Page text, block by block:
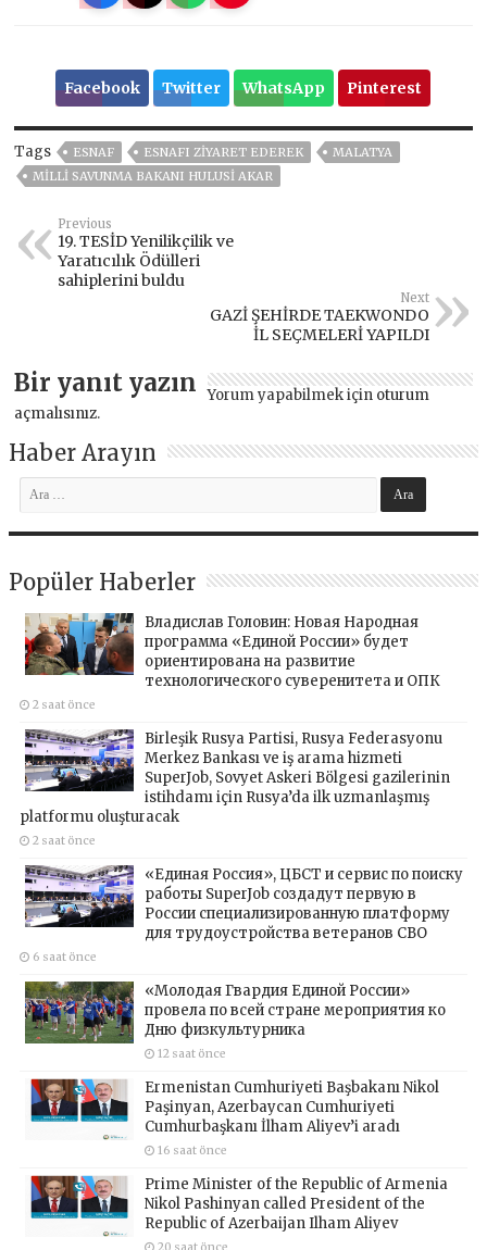
Facebook Twitter WhatsApp Pinterest
Tags ESNAF ESNAFI ZIYARET EDEREK
MALATYA
MILLI SAVUNMA BAKANI HULUSI AKAR
Previous
19. TESİD Yenilikçilik ve
Yaratıcılık Ödülleri
sahiplerini buldu
Next
GAZİ ŞEHİRDE TAEKWONDO
İL SEÇMELERİ YAPILDI
Bir yanıt yazın Yorum yapabilmek için oturum
açmalısınız.
Haber Arayın
Popüler Haberler
Владислав Головин: Новая Народная
программа «Единой России» будет
ориентирована на развитие
технологического суверенитета и ОПК
2 saat önce
Birleşik Rusya Partisi, Rusya Federasyonu
Merkez Bankası ve iş arama hizmeti
SuperJob, Sovyet Askeri Bölgesi gazilerinin
istihdamı için Rusya’da ilk uzmanlaşmış
platformu oluşturacak
2 saat önce
«Единая Россия», ЦБСТ и сервис по поиску
работы SuperJob создадут первую в
России специализированную платформу
для трудоустройства ветеранов СВО
6 saat önce
«Молодая Гвардия Единой России»
провела по всей стране мероприятия ко
Дню физкультурника
12 saat önce
Ermenistan Cumhuriyeti Başbakanı Nikol
Paşinyan, Azerbaycan Cumhuriyeti
Cumhurbaşkanı İlham Aliyev’i aradı
16 saat önce
Prime Minister of the Republic of Armenia
Nikol Pashinyan called President of the
Republic of Azerbaijan Ilham Aliyev